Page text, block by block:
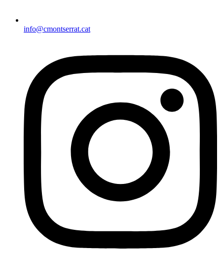
info@cmontserrat.cat